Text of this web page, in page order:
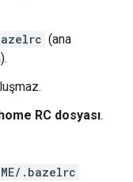
(ana
RC dosyası.
.bazelrc